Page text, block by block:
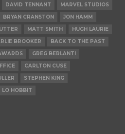
DAVID TENNANT
MARVEL STUDIOS
BRYAN CRANSTON
JON HAMM
MATT SMITH
HUGH LAURIE
BROOKER
BACK TO THE PAST
GREG BERLANTI
CARLTON CUSE
STEPHEN KING
LO HOBBIT